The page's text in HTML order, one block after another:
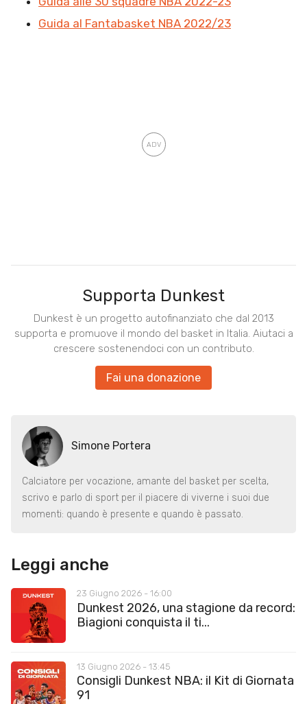
Guida al Fantabasket NBA 2022/23
Supporta Dunkest
Dunkest è un progetto autofinanziato che dal 2013
supporta e promuove il mondo del basket in Italia. Aiutaci a
crescere sostenendoci con un contributo.
Fai una donazione
Simone Portera
Calciatore per vocazione, amante del basket per scelta,
scrivo e parlo di sport per il piacere di viverne i suoi due
momenti: quando è presente e quando è passato.
Leggi anche
23 Giugno 2026 - 16:00
Dunkest 2026, una stagione da record:
Biagioni conquista il ti...
13 Giugno 2026 - 13:45
Consigli Dunkest NBA: il Kit di Giornata
91